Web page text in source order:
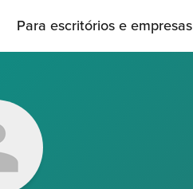
Para escritórios e empresas